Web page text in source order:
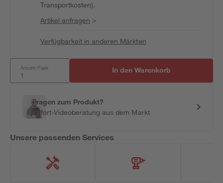
Transportkosten).
Artikel anfragen >
Verfügbarkeit in anderen Märkten
Anzahl: Pack In den Warenkorb
Fragen zum Produkt?
Sofort-Videoberatung aus dem Markt
Unsere passenden Services